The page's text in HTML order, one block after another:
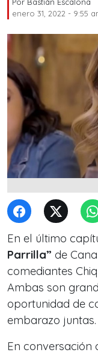
enero 31, 2022 - 9:55
En el último
Parrilla” de
comediantes
Ambas son
oportunidad de
embarazo juntas.
En conversación